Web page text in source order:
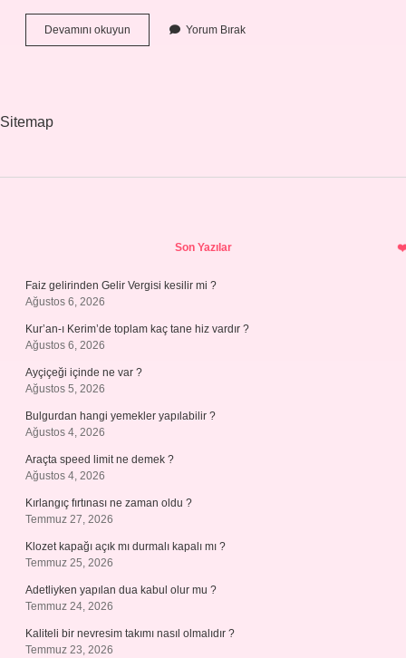
Devamını okuyun
Gönderirken
Yorum Bırak
Sitemap
Son Yazılar
Faiz gelirinden Gelir Vergisi kesilir mi ?
Ağustos 6, 2026
Kur’an-ı Kerim’de toplam kaç tane hiz vardır ?
Ağustos 6, 2026
Ayçiçeği içinde ne var ?
Ağustos 5, 2026
Bulgurdan hangi yemekler yapılabilir ?
Ağustos 4, 2026
Araçta speed limit ne demek ?
Ağustos 4, 2026
Kırlangıç fırtınası ne zaman oldu ?
Temmuz 27, 2026
Klozet kapağı açık mı durmalı kapalı mı ?
Temmuz 25, 2026
Adetliyken yapılan dua kabul olur mu ?
Temmuz 24, 2026
Kaliteli bir nevresim takımı nasıl olmalıdır ?
Temmuz 23, 2026